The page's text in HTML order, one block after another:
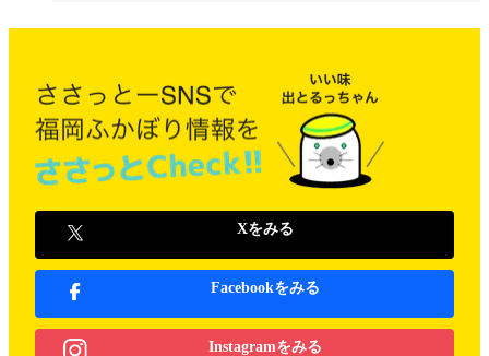
Xをみる
Facebookをみる
Instagramをみる